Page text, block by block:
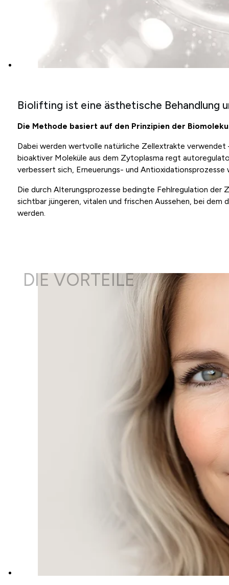
Biolifting ist eine ästhetische Behandlung
Die Methode basiert auf den Prinzipien der
Dabei werden wertvolle natürliche Zellextrakte verwendet
bioaktiver Moleküle aus dem Zytoplasma regt
verbessert sich, Erneuerungs- und Antioxidationsprozesse
Die durch Alterungsprozesse bedingte Fehlregulation der
sichtbar jüngeren, vitalen und frischen Aussehen, bei dem
werden.
DIE VORTEILE